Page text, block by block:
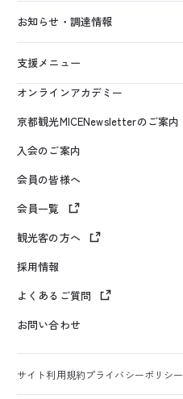
お知らせ・調達情報
支援メニュー
オンラインアカデミー
京都観光MICENewsletterのご案内
入会のご案内
会員の皆様へ
会員一覧
観光客の方へ
採用情報
よくあるご質問
お問い合わせ
サイト利用規約プライバシーポリシー